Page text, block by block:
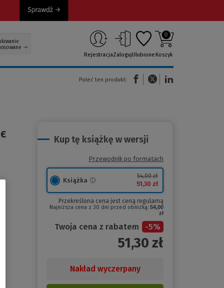
RejestracjaZalogujUlubione
0
Koszyk
Poleć ten produkt:
(Nowe okno)(Link do innej strony)
Kup tę książkę w wersji
Przewodnik po formatach
Książka
54,00 zł
51,30 zł
Przekreślona cena jest ceną regularną
Najniższa cena z 30 dni przed obniżką: 54,00
zł
Twoja cena z rabatem -5%
51,30 zł
Nakład wyczerpany